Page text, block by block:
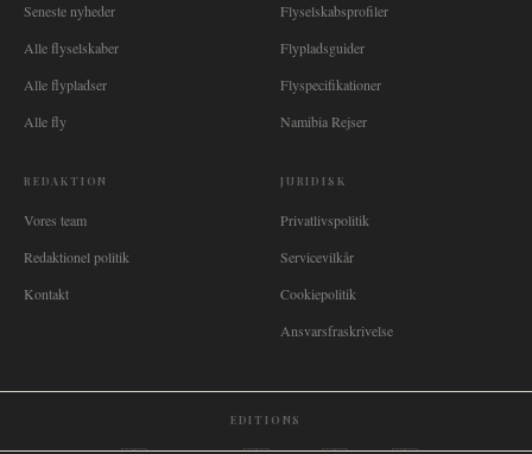
Seneste nyheder
Alle flyselskaber
Alle flypladser
Alle fly
Flyselskabsprofiler
Flypladsguider
Flyspecifikationer
Namibia Rejser
REDAKTION
Vores team
Redaktionel politik
Kontakt
JURIDISK
Privatlivspolitik
Servicevilkår
Cookiepolitik
Ansvarsfraskrivelse
EDITIONS